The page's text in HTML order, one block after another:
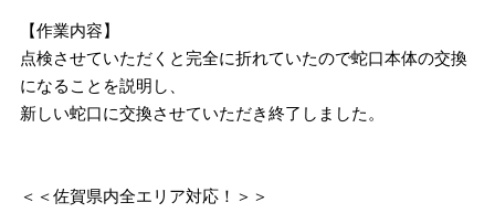
【作業内容】
点検させていただくと完全に折れていたので蛇口本体の交換
になることを説明し、
新しい蛇口に交換させていただき終了しました。
＜＜佐賀県内全エリア対応！＞＞